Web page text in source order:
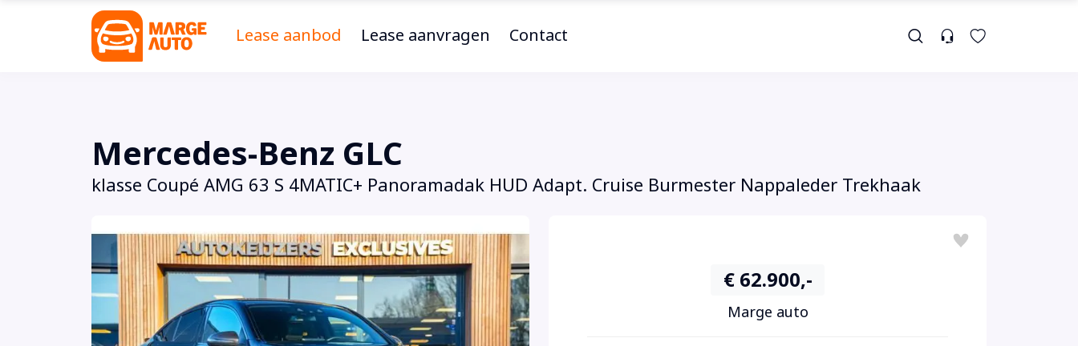
Lease aanbod Lease aanvragen Contact
Mercedes-Benz GLC
klasse Coupé AMG 63 S 4MATIC+ Panoramadak HUD Adapt. Cruise Burmester Nappaleder Trekhaak
€ 62.900,-
Marge auto